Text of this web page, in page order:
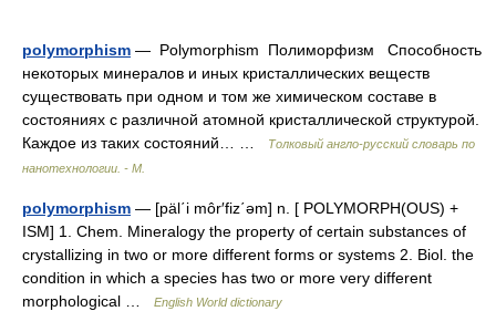
polymorphism — Polymorphism Полиморфизм Способность
некоторых минералов и иных кристаллических веществ
существовать при одном и том же химическом составе в
состояниях с различной атомной кристаллической структурой.
Каждое из таких состояний… …
Толковый англо-русский словарь по
нанотехнологии. - М.
polymorphism — [päl΄i môr′fiz΄əm] n. [ POLYMORPH(OUS) +
ISM] 1. Chem. Mineralogy the property of certain substances of
crystallizing in two or more different forms or systems 2. Biol. the
condition in which a species has two or more very different
morphological …
English World dictionary